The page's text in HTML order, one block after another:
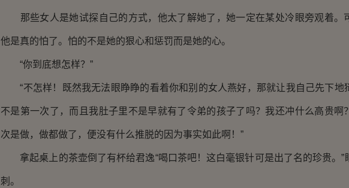
那些女人是她试探自己的方式，他太了解她了，她一定在某处冷眼旁观着。
他是真的怕了。怕的不是她的狠心和惩罚而是她的心。
“你到底想怎样？”
“不怎样！既然我无法眼睁睁的看着你和别的女人燕好，那就让我自己先下地
不是第一次了，而且我肚子里不是早就有了令弟的孩子了吗？我还冲什么高贵啊
次是做，做都做了，便没有什么推脱的因为事实如此啊！”
拿起桌上的茶壶倒了有杯给君逸“喝口茶吧！这白毫银针可是出了名的珍贵。”
刺。